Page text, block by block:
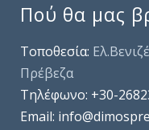
Πού θα μας
Τοποθεσία:
Πρέβεζα
Τηλέφωνo: +30-
Email: